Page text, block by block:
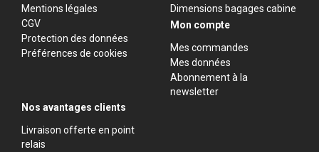
Mentions légales
CGV
Protection des données
Préférences de cookies
Dimensions bagages cabine
Mon compte
Mes commandes
Mes données
Abonnement à la
newsletter
Nos avantages clients
Livraison offerte en point
relais